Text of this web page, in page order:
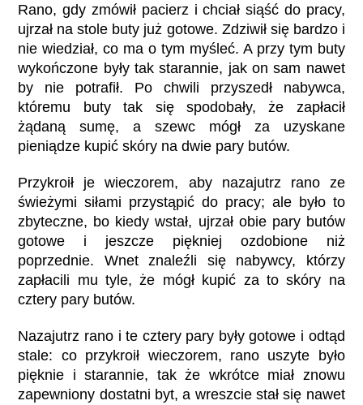
Rano, gdy zmówił pacierz i chciał siąść do pracy,
ujrzał na stole buty już gotowe. Zdziwił się bardzo i
nie wiedział, co ma o tym myśleć. A przy tym buty
wykończone były tak starannie, jak on sam nawet
by nie potrafił. Po chwili przyszedł nabywca,
któremu buty tak się spodobały, że zapłacił
żądaną sumę, a szewc mógł za uzyskane
pieniądze kupić skóry na dwie pary butów.
Przykroił je wieczorem, aby nazajutrz rano ze
świeżymi siłami przystąpić do pracy; ale było to
zbyteczne, bo kiedy wstał, ujrzał obie pary butów
gotowe i jeszcze piękniej ozdobione niż
poprzednie. Wnet znaleźli się nabywcy, którzy
zapłacili mu tyle, że mógł kupić za to skóry na
cztery pary butów.
Nazajutrz rano i te cztery pary były gotowe i odtąd
stale: co przykroił wieczorem, rano uszyte było
pięknie i starannie, tak że wkrótce miał znowu
zapewniony dostatni byt, a wreszcie stał się nawet